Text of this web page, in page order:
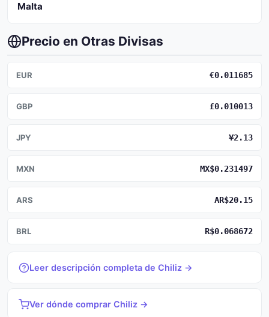
Malta
Precio en Otras Divisas
EUR €0.011685
GBP £0.010013
JPY ¥2.13
MXN MX$0.231497
ARS AR$20.15
BRL R$0.068672
Leer descripción completa de Chiliz →
Ver dónde comprar Chiliz →